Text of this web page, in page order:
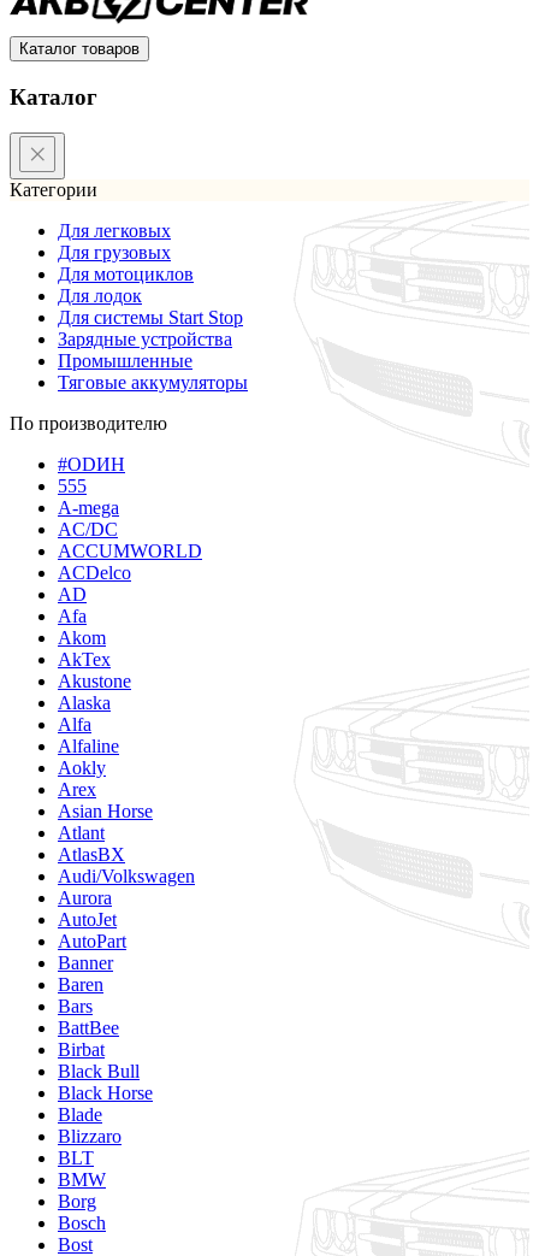
Каталог товаров
Каталог
Категории
Для легковых
Для грузовых
Для мотоциклов
Для лодок
Для системы Start Stop
Зарядные устройства
Промышленные
Тяговые аккумуляторы
По производителю
#ODИН
555
A-mega
AC/DC
ACCUMWORLD
ACDelco
AD
Afa
Akom
AkTex
Akustone
Alaska
Alfa
Alfaline
Aokly
Arex
Asian Horse
Atlant
AtlasBX
Audi/Volkswagen
Aurora
AutoJet
AutoPart
Banner
Baren
Bars
BattBee
Birbat
Black Bull
Black Horse
Blade
Blizzaro
BLT
BMW
Borg
Bosch
Bost